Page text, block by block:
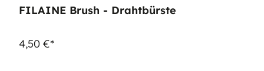
FILAINE Brush - Drahtbürste
4,50 €*